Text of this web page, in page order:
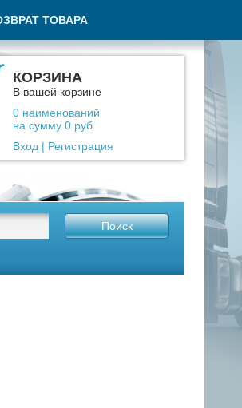
КОРЗИНА
В вашей корзине
0 наименований
на сумму 0 руб.
Вход | Регистрация
ТОВАРА
Поиск